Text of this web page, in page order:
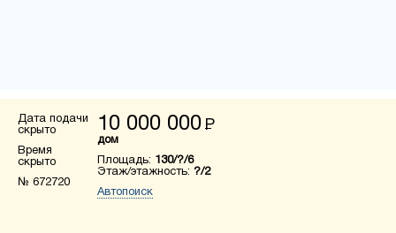
Дата подачи
скрыто
Время
скрыто
№ 672720
10 000 000 Р
дом
Площадь: 130/?/6
Этаж/этажность: ?/2
Автопоиск